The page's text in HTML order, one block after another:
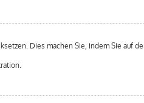
Dies machen Sie, indem Sie auf